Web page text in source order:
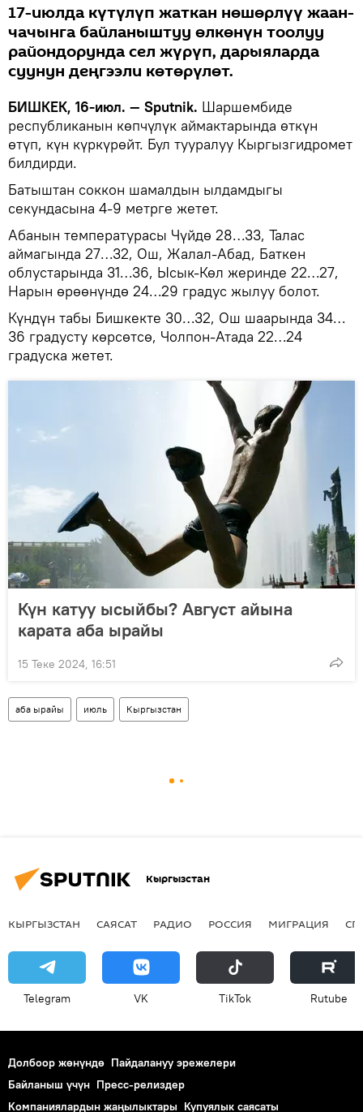
17-июлда күтүлүп жаткан нөшөрлүү жаан-
чачынга байланыштуу өлкөнүн тоолуу
райондорунда сел жүрүп, дарыяларда
суунун деңгээли көтөрүлөт.
БИШКЕК, 16-июл. — Sputnik. Шаршембиде
республиканын көпчүлүк аймактарында өткүн
өтүп, күн күркүрөйт. Бул тууралуу Кыргызгидромет
билдирди.
Батыштан соккон шамалдын ылдамдыгы
секундасына 4-9 метрге жетет.
Абанын температурасы Чүйдө 28…33, Талас
аймагында 27…32, Ош, Жалал-Абад, Баткен
облустарында 31…36, Ысык-Көл жеринде 22…27,
Нарын өрөөнүндө 24…29 градус жылуу болот.
Күндүн табы Бишкекте 30…32, Ош шаарында 34…
36 градусту көрсөтсө, Чолпон-Атада 22…24
градуска жетет.
Күн катуу ысыйбы? Август айына
карата аба ырайы
15 Теке 2024, 16:51
аба ырайы июль Кыргызстан
Кыргызстан
КЫРГЫЗСТАН САЯСАТ РАДИО РОССИЯ МИГРАЦИЯ
Telegram VK ТikТоk Rutube
Долбоор жөнүндө Пайдалануу эрежелери
Байланыш үчүн Пресс-релиздер
Компаниялардын жаңылыктары Купуялык саясаты